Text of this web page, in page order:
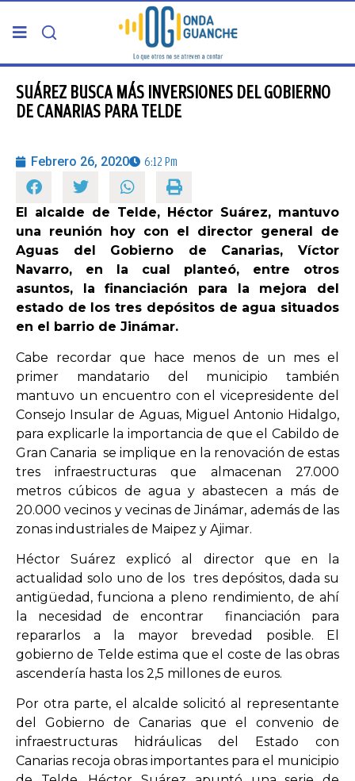
PORTADA
CANARIAS
5ª COLUMNA
CARTAS DEL DIRECTOR
ENTREVISTAS
OPINIÓN
PROGRAMAS
SUÁREZ BUSCA MÁS INVERSIONES DEL GOBIERNO
DE CANARIAS PARA TELDE
Febrero 26, 2020 6:12 Pm
El alcalde de Telde, Héctor Suárez, mantuvo
una reunión hoy con el director general de
Aguas del Gobierno de Canarias, Víctor
Navarro, en la cual planteó, entre otros
asuntos, la financiación para la mejora del
estado de los tres depósitos de agua situados
en el barrio de Jinámar.
Cabe recordar que hace menos de un mes el
primer mandatario del municipio también
mantuvo un encuentro con el vicepresidente del
Consejo Insular de Aguas, Miguel Antonio Hidalgo,
para explicarle la importancia de que el Cabildo de
Gran Canaria se implique en la renovación de estas
tres infraestructuras que almacenan 27.000
metros cúbicos de agua y abastecen a más de
20.000 vecinos y vecinas de Jinámar, además de las
zonas industriales de Maipez y Ajimar.
Héctor Suárez explicó al director que en la
actualidad solo uno de los tres depósitos, dada su
antigüedad, funciona a pleno rendimiento, de ahí
la necesidad de encontrar financiación para
repararlos a la mayor brevedad posible. El
gobierno de Telde estima que el coste de las obras
ascendería hasta los 2,5 millones de euros.
Por otra parte, el alcalde solicitó al representante
del Gobierno de Canarias que el convenio de
infraestructuras hidráulicas del Estado con
Canarias recoja obras importantes para el municipio